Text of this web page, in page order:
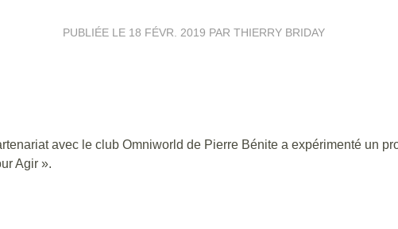
PUBLIÉE LE 18 FÉVR. 2019 PAR THIERRY BRIDAY
avec le club Omniworld de Pierre Bénite a expérimenté un
Agir ».